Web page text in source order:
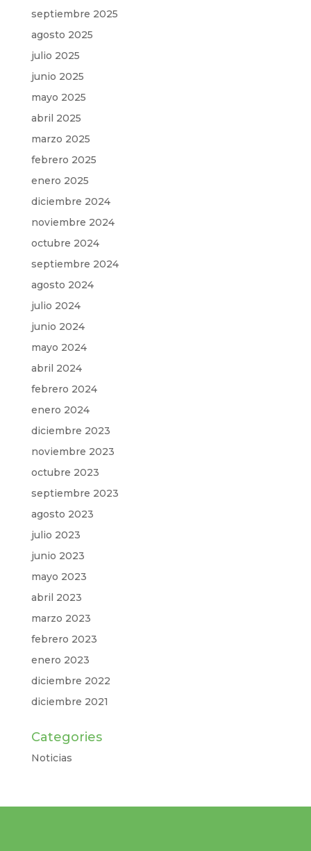
septiembre 2025
agosto 2025
julio 2025
junio 2025
mayo 2025
abril 2025
marzo 2025
febrero 2025
enero 2025
diciembre 2024
noviembre 2024
octubre 2024
septiembre 2024
agosto 2024
julio 2024
junio 2024
mayo 2024
abril 2024
febrero 2024
enero 2024
diciembre 2023
noviembre 2023
octubre 2023
septiembre 2023
agosto 2023
julio 2023
junio 2023
mayo 2023
abril 2023
marzo 2023
febrero 2023
enero 2023
diciembre 2022
diciembre 2021
Categories
Noticias